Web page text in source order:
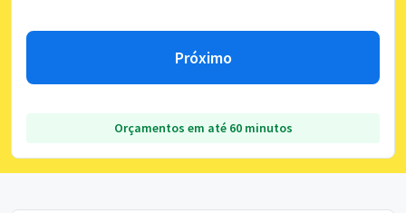
Próximo
Orçamentos em até 60 minutos